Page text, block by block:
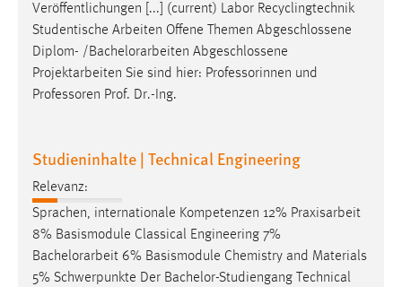
Veröffentlichungen [...] (current) Labor Recyclingtechnik
Studentische Arbeiten Offene Themen Abgeschlossene
Diplom- / Bachelorarbeiten Abgeschlossene
Projektarbeiten Sie sind hier: Professorinnen und
Professoren Prof. Dr.-Ing.
Studieninhalte | Technical Engineering
Relevanz:
Sprachen, internationale Kompetenzen 12% Praxisarbeit
8% Basismodule Classical Engineering 7%
Bachelorarbeit 6% Basismodule Chemistry and Materials
5% Schwerpunkte Der Bachelor-Studiengang Technical
5e9dbeb1811c0446 = Sitzungslaufzeit, mibew_locale = 3
Jahre, MIBEW_UserID = 1 Jahr
Login
Dieser Cookie ist notwendig um sich an der Website
einloggen zu können.
Cookie Laufzeit:
24 Stunden